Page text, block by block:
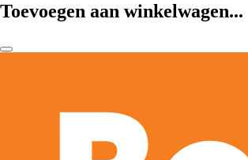
Toevoegen aan winkelwagen...